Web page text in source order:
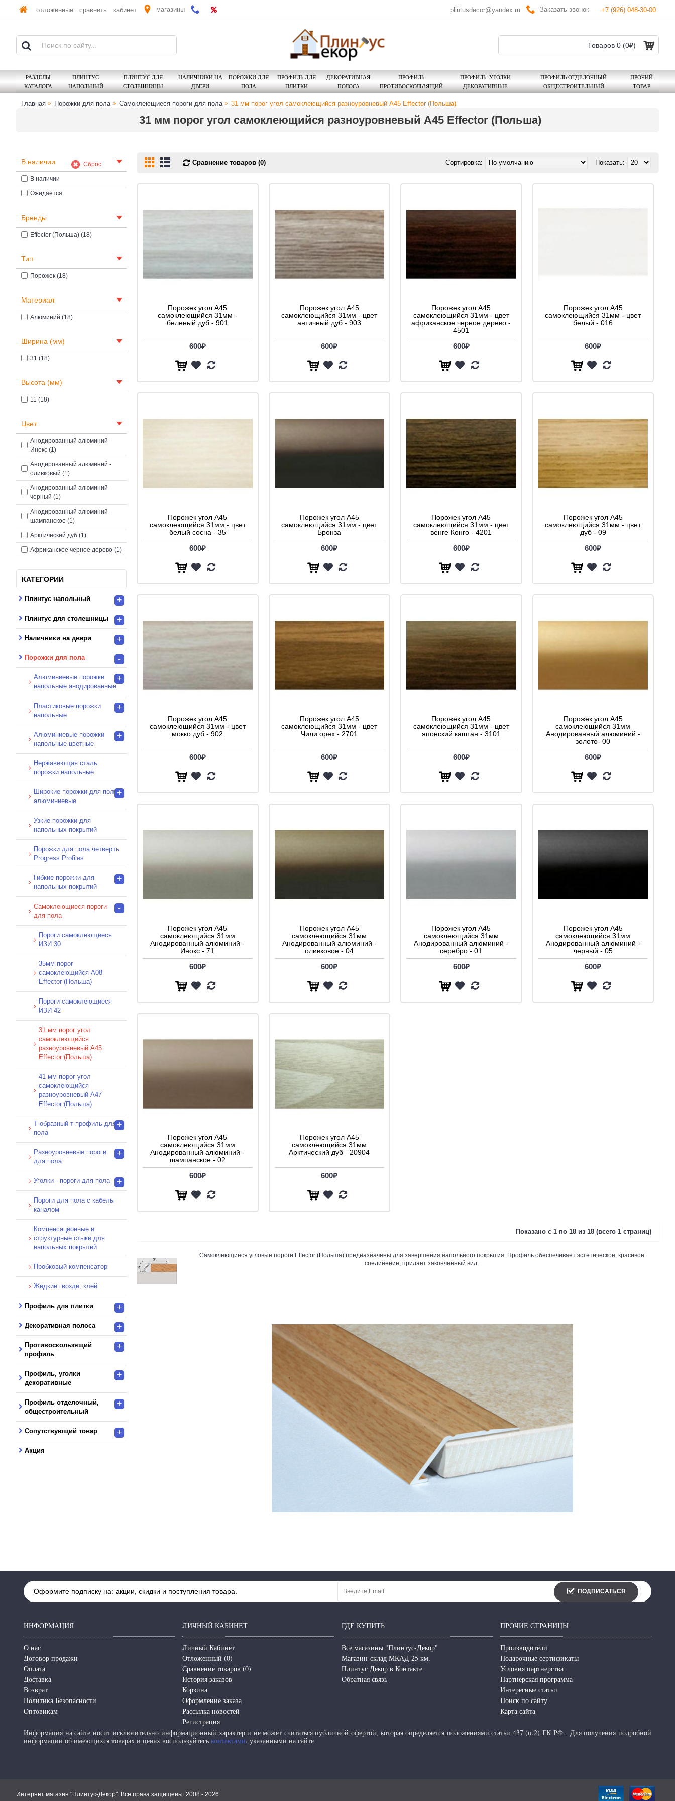
отложенные сравнить кабинет магазины plintusdecor@yandex.ru Заказать звонок +7 (926) 048-30-00
Товаров 0 (0₽)
РАЗДЕЛЫ
КАТАЛОГА
ПЛИНТУС
НАПОЛЬНЫЙ
ПЛИНТУС ДЛЯ
СТОЛЕШНИЦЫ
НАЛИЧНИКИ НА
ДВЕРИ
ПОРОЖКИ ДЛЯ
ПОЛА
ПРОФИЛЬ ДЛЯ
ПЛИТКИ
ДЕКОРАТИВНАЯ
ПОЛОСА
ПРОФИЛЬ
ПРОТИВОСКОЛЬЗЯЩИЙ
ПРОФИЛЬ, УГОЛКИ
ДЕКОРАТИВНЫЕ
ПРОФИЛЬ ОТДЕЛОЧНЫЙ
ОБЩЕСТРОИТЕЛЬНЫЙ
ПРОЧИЙ
ТОВАР
Главная Порожки для пола Самоклеющиеся пороги для пола 31 мм порог угол самоклеющийся разноуровневый A45 Effector (Польша)
31 мм порог угол самоклеющийся разноуровневый A45 Effector (Польша)
Сброс
В наличии
В наличии
Ожидается
Бренды
Effector (Польша) (18)
Тип
Порожек (18)
Материал
Алюминий (18)
Ширина (мм)
31 (18)
Высота (мм)
11 (18)
Цвет
Анодированный алюминий -
Инокс (1)
Анодированный алюминий -
оливковый (1)
Анодированный алюминий -
черный (1)
Анодированный алюминий -
шампанское (1)
Арктический дуб (1)
Африканское черное дерево (1)
Бронза (1)
Дуб (1)
Дуб античный (1)
Дуб беленый (1)
Орех Чили (1)
Сосна белая (1)
Японский каштан (1)
золото (1)
серебро (1)
КАТЕГОРИИ
Плинтус напольный +
Плинтус для столешницы +
Наличники на двери +
Порожки для пола -
Алюминиевые порожки
напольные анодированные
+
Пластиковые порожки
напольные
+
Алюминиевые порожки
напольные цветные
+
Нержавеющая сталь
порожки напольные
Широкие порожки для пола
алюминиевые
+
Узкие порожки для
напольных покрытий
Порожки для пола четверть
Progress Profiles
Гибкие порожки для
напольных покрытий
+
Самоклеющиеся пороги
для пола
-
Пороги самоклеющиеся
ИЗИ 30
35мм порог
самоклеющийся A08
Effector (Польша)
Пороги самоклеющиеся
ИЗИ 42
31 мм порог угол
самоклеющийся
разноуровневый A45
Effector (Польша)
41 мм порог угол
самоклеющийся
разноуровневый A47
Effector (Польша)
Т-образный т-профиль для
пола
+
Разноуровневые пороги
для пола
+
Уголки - пороги для пола +
Пороги для пола с кабель
каналом
Компенсационные и
структурные стыки для
напольных покрытий
Пробковый компенсатор
Жидкие гвозди, клей
Профиль для плитки +
Декоративная полоса +
Противоскользящий
профиль
+
Профиль, уголки
декоративные
+
Профиль отделочный,
общестроительный
+
Сопутствующий товар +
Акция
Сравнение товаров (0) Показать:
Сортировка:
Порожек угол A45
самоклеющийся 31мм -
беленый дуб - 901
600₽
Порожек угол A45
самоклеющийся 31мм - цвет
античный дуб - 903
600₽
Порожек угол A45
самоклеющийся 31мм - цвет
африканское черное дерево -
4501
600₽
Порожек угол A45
самоклеющийся 31мм - цвет
белый - 016
600₽
Порожек угол A45
самоклеющийся 31мм - цвет
белый сосна - 35
600₽
Порожек угол A45
самоклеющийся 31мм - цвет
Бронза
600₽
Порожек угол A45
самоклеющийся 31мм - цвет
венге Конго - 4201
600₽
Порожек угол A45
самоклеющийся 31мм - цвет
дуб - 09
600₽
Порожек угол A45
самоклеющийся 31мм - цвет
мокко дуб - 902
600₽
Порожек угол A45
самоклеющийся 31мм - цвет
Чили орех - 2701
600₽
Порожек угол A45
самоклеющийся 31мм - цвет
японский каштан - 3101
600₽
Порожек угол A45
самоклеющийся 31мм
Анодированный алюминий -
золото- 00
600₽
Порожек угол A45
самоклеющийся 31мм
Анодированный алюминий -
Инокс - 71
600₽
Порожек угол A45
самоклеющийся 31мм
Анодированный алюминий -
оливковое - 04
600₽
Порожек угол A45
самоклеющийся 31мм
Анодированный алюминий -
серебро - 01
600₽
Порожек угол A45
самоклеющийся 31мм
Анодированный алюминий -
черный - 05
600₽
Порожек угол A45
самоклеющийся 31мм
Анодированный алюминий -
шампанское - 02
600₽
Порожек угол A45
самоклеющийся 31мм
Арктический дуб - 20904
600₽
Показано с 1 по 18 из 18 (всего 1 страниц)
Самоклеющиеся угловые пороги Effector (Польша) предназначены для завершения напольного покрытия. Профиль обеспечивает эстетическое, красивое
соединение, придает законченный вид.
Оформите подписку на: акции, скидки и поступления товара. ПОДПИСАТЬСЯ
ИНФОРМАЦИЯ
О нас
Договор продажи
Оплата
Доставка
Возврат
Политика Безопасности
Оптовикам
ЛИЧНЫЙ КАБИНЕТ
Личный Кабинет
Отложенный (0)
Сравнение товаров (0)
История заказов
Корзина
Оформление заказа
Рассылка новостей
Регистрация
ГДЕ КУПИТЬ
Все магазины "Плинтус-Декор"
Магазин-склад МКАД 25 км.
Плинтус Декор в Контакте
Обратная связь
ПРОЧИЕ СТРАНИЦЫ
Производители
Подарочные сертификаты
Условия партнерства
Партнерская программа
Интересные статьи
Поиск по сайту
Карта сайта
Информация на сайте носит исключительно информационный характер и не может считаться публичной офертой, которая определяется положениями статьи 437 (п.2) ГК РФ. Для получения подробной
информации об имеющихся товарах и ценах воспользуйтесь контактами, указанными на сайте
Интернет магазин "Плинтус-Декор". Все права защищены. 2008 - 2026